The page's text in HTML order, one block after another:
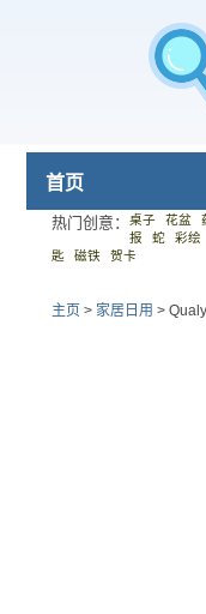
首页
热门创意： 桌子 花盆
报
蛇 彩绘
匙
磁铁 贺卡
主页 > 家居日用 >